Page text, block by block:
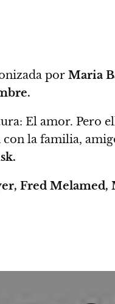
por Maria
El amor. Pero
la familia,
Fred Melamed,